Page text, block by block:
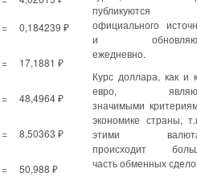
= 0,184239 ₽
= 17,1881 ₽
= 48,4964 ₽
= 8,50363 ₽
= 50,988 ₽
публикуются
официального
и
ежедневно.
Курс доллара, как и
евро,
значимыми
экономике страны,
этими
происходит
часть обменных